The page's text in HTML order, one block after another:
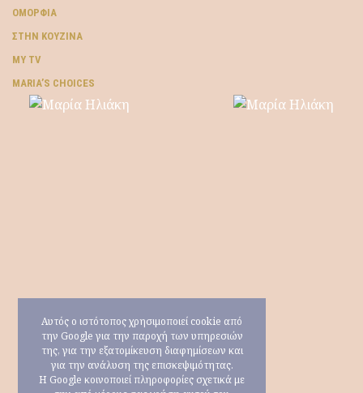
ΟΜΟΡΦΙΆ
ΣΤΗΝ ΚΟΥΖΊΝΑ
MY TV
ΜARIA’S CHOICES
Αυτός ο ιστότοπος χρησιμοποιεί cookie από
την Google για την παροχή των υπηρεσιών
της, για την εξατομίκευση διαφημίσεων και
για την ανάλυση της επισκεψιμότητας.
Η Google κοινοποιεί πληροφορίες σχετικά με